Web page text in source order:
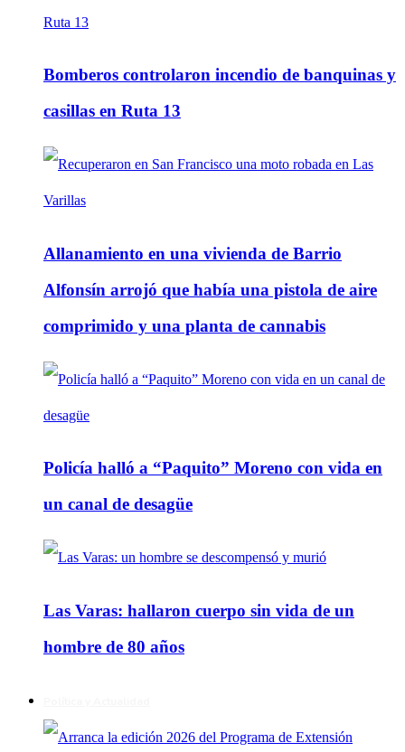
Bomberos controlaron incendio de banquinas y
casillas en Ruta 13
Allanamiento en una vivienda de Barrio
Alfonsín arrojó que había una pistola de aire
comprimido y una planta de cannabis
Policía halló a “Paquito” Moreno con vida en
un canal de desagüe
Las Varas: hallaron cuerpo sin vida de un
hombre de 80 años